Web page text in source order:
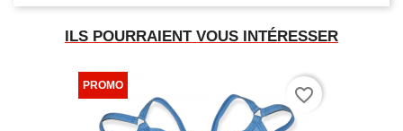
ILS POURRAIENT VOUS INTÉRESSER
favorite_border